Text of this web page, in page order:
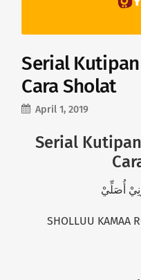
Serial
Cara Sholat
April 1, 2019
Serial
أُصَلِّيْ
SHOLLUU KAMAA